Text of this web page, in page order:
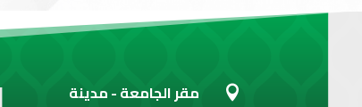
 مقر الجامعة - مدينة